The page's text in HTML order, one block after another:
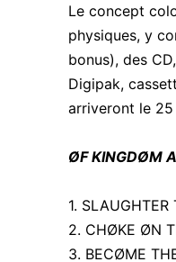
Le concept
physiques, y
bonus), des
Digipak,
arriveront le
ØF KINGDØM
1. SLAUGHTER
2. CHØKE ØN
3. BECØME